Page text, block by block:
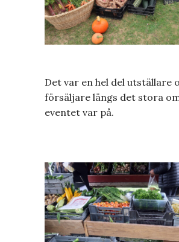
Det var en hel del utställare
försäljare längs det stora
eventet var på.